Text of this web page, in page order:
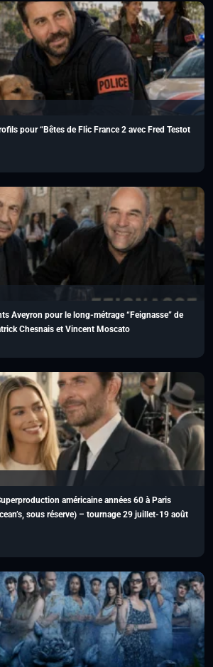
pour “Bêtes de Flic France 2 avec Fred Testot
Aveyron pour le long-métrage “Feignasse” de
Chesnais et Vincent Moscato
américaine années 60 à Paris
sous réserve) – tournage 29 juillet-19 août